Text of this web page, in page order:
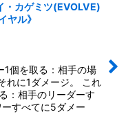
・カゲミツ(EVOLVE)
ヤル》
を取る：相手の場
れに1ダメージ。 これ
：相手のリーダーす
すべてに5ダメー